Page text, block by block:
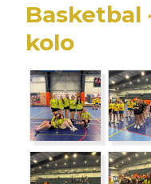
Basketbal
kolo